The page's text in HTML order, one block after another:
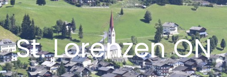
St. Lorenzen ON